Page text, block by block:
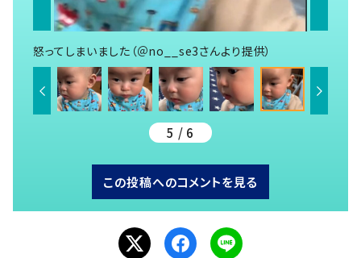
怒ってしまいました（＠no__se3さんより提供）
5 / 6
この投稿へのコメントを見る